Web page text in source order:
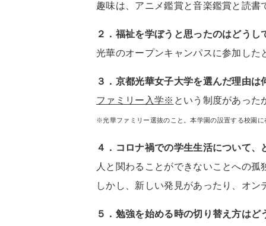
趣味は、アニメ鑑賞と音楽鑑賞と読書
２．福祉を学ぼうと思ったのはどうし
光華のオープンキャンパスに参加した
３．京都光華女子大学を選んだ理由は
ファミリー入学※ という制度があった
※光華ファミリー選抜のこと。本学園の設置する校園
４．コロナ禍での学生生活について、
人と関わることができないことへの孤
しかし、新しい発見があったり、オ
５．勉強を始める時の切り替え方はど